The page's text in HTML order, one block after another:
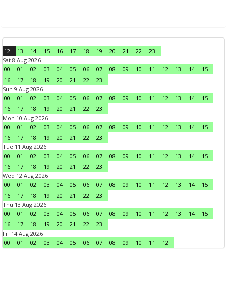
12 13 14 15 16 17 18 19 20 21 22
23
Sat 8 Aug 2026
00
01 02 03 04 05 06 07 08 09 10 11 12 13 14
15
16
17 18 19 20 21 22
23
Sun 9 Aug 2026
00
01 02 03 04 05 06 07 08 09 10 11 12 13 14
15
16
17 18 19 20 21 22
23
Mon 10 Aug 2026
00
01 02 03 04 05 06 07 08 09 10 11 12 13 14
15
16
17 18 19 20 21 22
23
Tue 11 Aug 2026
00
01 02 03 04 05 06 07 08 09 10 11 12 13 14
15
16
17 18 19 20 21 22
23
Wed 12 Aug 2026
00
01 02 03 04 05 06 07 08 09 10 11 12 13 14
15
16
17 18 19 20 21 22
23
Thu 13 Aug 2026
00
01 02 03 04 05 06 07 08 09 10 11 12 13 14
15
16
17 18 19 20 21 22
23
Fri 14 Aug 2026
00
01 02 03 04 05 06 07 08 09 10 11 12